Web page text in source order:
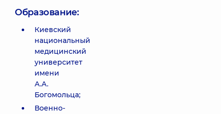
Образование:
Киевский
национальный
медицинский
университет
имени
А.А.
Богомольца;
Военно-